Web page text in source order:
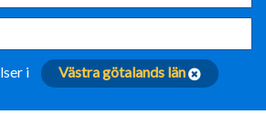
i Västra götalands län